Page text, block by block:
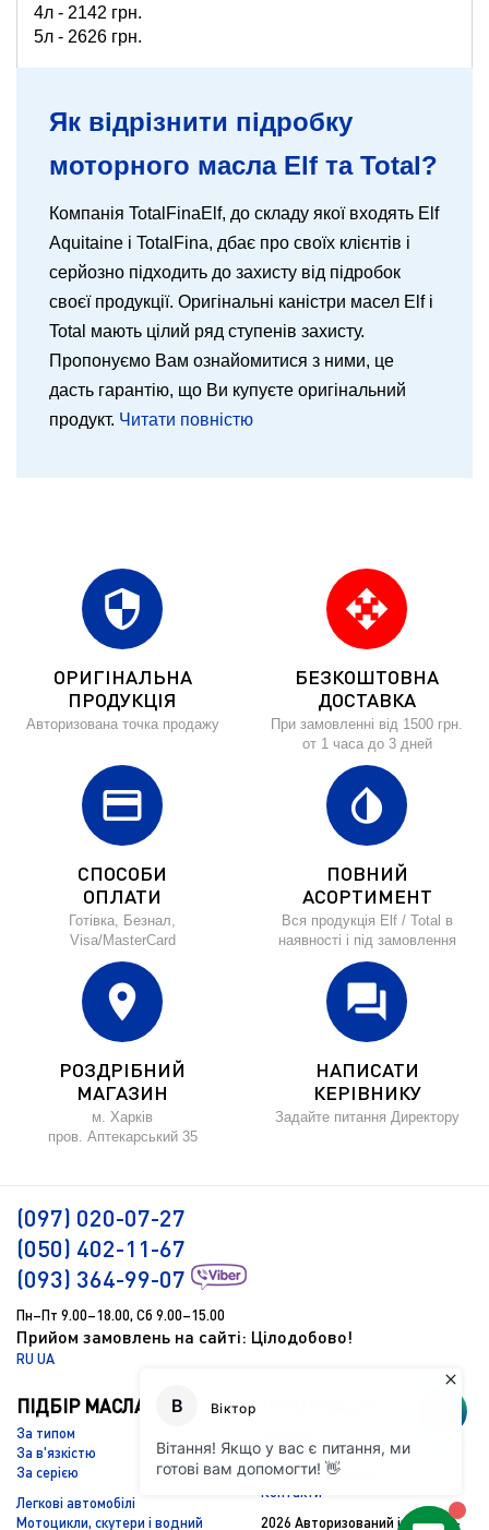
4л - 2142 грн.
5л - 2626 грн.
Як відрізнити підробку
моторного масла Elf та Total?
Компанія TotalFinaElf, до складу якої входять Elf
Aquitaine і TotalFina, дбає про своїх клієнтів і
серйозно підходить до захисту від підробок
своєї продукції. Оригінальні каністри масел Elf і
Total мають цілий ряд ступенів захисту.
Пропонуємо Вам ознайомитися з ними, це
дасть гарантію, що Ви купуєте оригінальний
продукт. Читати повністю
security
ОРИГІНАЛЬНА
ПРОДУКЦІЯ
Авторизована точка продажу
open_with
БЕЗКОШТОВНА
ДОСТАВКА
При замовленні від 1500 грн.
от 1 часа до 3 дней
credit_card
СПОСОБИ
ОПЛАТИ
Готівка, Безнал,
Visa/MasterCard
invert_colors
ПОВНИЙ
АСОРТИМЕНТ
Вся продукція Elf / Total в
наявності і під замовлення
location_on
РОЗДРІБНИЙ
МАГАЗИН
м. Харків
пров. Аптекарський 35
forum
НАПИСАТИ
КЕРІВНИКУ
Задайте питання Директору
(097) 020-07-27
(050) 402-11-67
(093) 364-99-07
Пн–Пт 9.00–18.00, Сб 9.00–15.00
Прийом замовлень на сайті: Цілодобово!
RU UA
ПІДБІР МАСЛА
За типом
За в'язкістю
За серією
Легкові автомобілі
Мотоцикли, скутери і водний
Підбір масла
Доставка і оплата
Контакти
2026 Авторизований інтернет-